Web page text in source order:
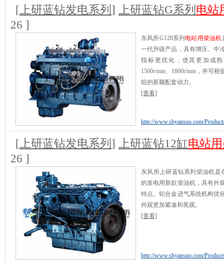
[上研蓝钻发电系列 ] 上研蓝钻G系列 电站
26 ]
东风所G128系列电站用柴油机
一代升级产品，具有增压、中
指标更优化，使其更加成熟
1500r/min、1800r/min，并可
组的新颖配套动力。
[查看]
http://www.shyansuo.com/
[上研蓝钻发电系列 ] 上研蓝钻12缸电站
26 ]
东风所上研蓝钻系列柴油机是
的发电用新款柴油机，具有外
特点。铝合金进气系统机构优
外观更加紧凑和美观。
[查看]
http://www.shyansuo.com/